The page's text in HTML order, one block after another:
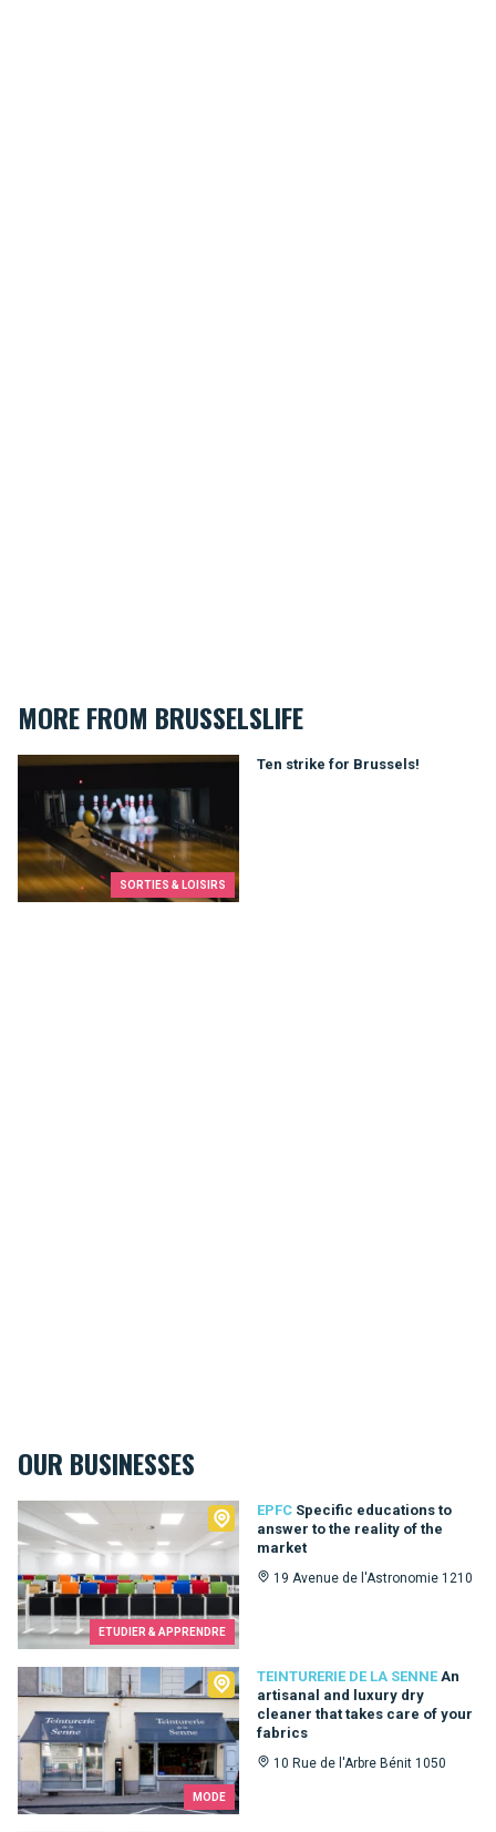
MORE FROM BRUSSELSLIFE
SORTIES & LOISIRS
Ten strike for Brussels!
Ten strike for Brussels!
OUR BUSINESSES
ETUDIER & APPRENDRE
EPFC Specific educations to
answer to the reality of the
market
19 Avenue de l'Astronomie 1210
EPFC
MODE
TEINTURERIE DE LA SENNE An
artisanal and luxury dry
cleaner that takes care of your
fabrics
10 Rue de l'Arbre Bénit 1050
Teinturerie de la Senne